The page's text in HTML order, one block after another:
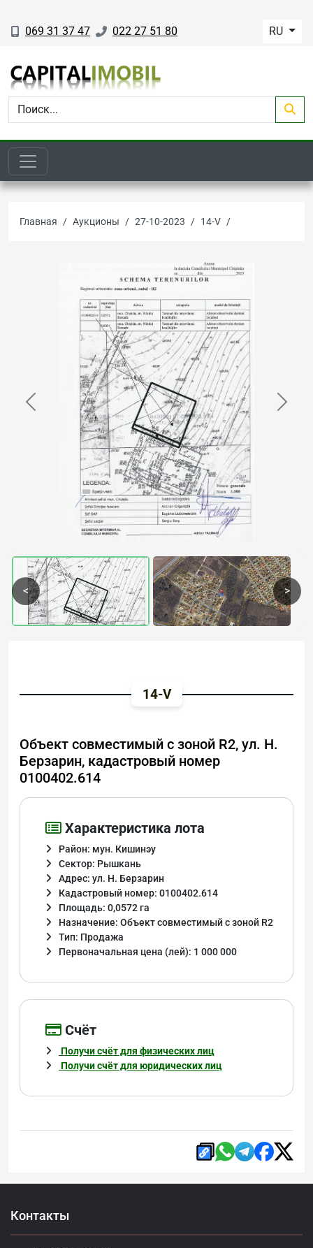
069 31 37 47 022 27 51 80 RU
Главная Аукционы 27-10-2023 14-V
Previous Next
< >
14-V
Объект совместимый с зоной R2, ул. Н.
Берзарин, кадастровый номер
0100402.614
Характеристика лота
Район: мун. Кишинэу
Сектор: Рышкань
Адрес: ул. Н. Берзарин
Кадастровый номер: 0100402.614
Площадь: 0,0572 га
Назначение: Объект совместимый с зоной R2
Тип: Продажа
Первоначальная цена (лей): 1 000 000
Cчёт
Получи счёт для физических лиц
Получи счёт для юридических лиц
Контакты